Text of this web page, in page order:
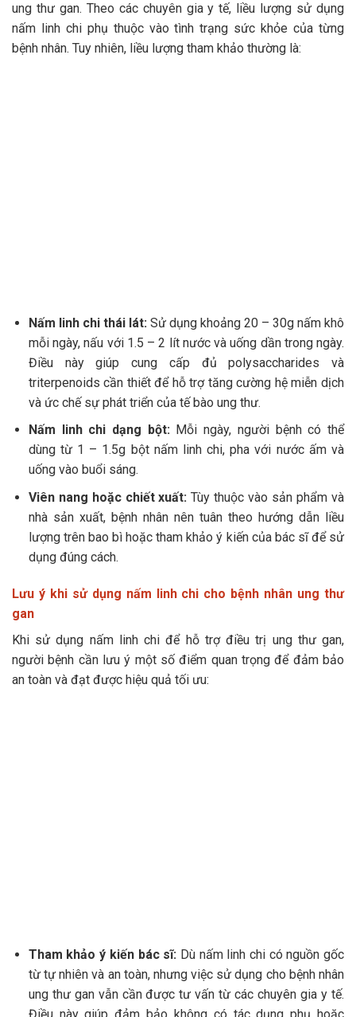
ung thư gan. Theo các chuyên gia y tế, liều lượng sử dụng
nấm linh chi phụ thuộc vào tình trạng sức khỏe của từng
bệnh nhân. Tuy nhiên, liều lượng tham khảo thường là:
Nấm linh chi thái lát: Sử dụng khoảng 20 – 30g nấm khô
mỗi ngày, nấu với 1.5 – 2 lít nước và uống dần trong ngày.
Điều này giúp cung cấp đủ polysaccharides và
triterpenoids cần thiết để hỗ trợ tăng cường hệ miễn dịch
và ức chế sự phát triển của tế bào ung thư.
Nấm linh chi dạng bột:Mỗi ngày, người bệnh có thể
dùng từ 1 – 1.5g bột nấm linh chi, pha với nước ấm và
uống vào buổi sáng.
Viên nang hoặc chiết xuất:Tùy thuộc vào sản phẩm và
nhà sản xuất, bệnh nhân nên tuân theo hướng dẫn liều
lượng trên bao bì hoặc tham khảo ý kiến của bác sĩ để sử
dụng đúng cách.
Lưu ý khi sử dụng nấm linh chi cho bệnh nhân ung thư
gan
Khi sử dụng nấm linh chi để hỗ trợ điều trị ung thư gan,
người bệnh cần lưu ý một số điểm quan trọng để đảm bảo
an toàn và đạt được hiệu quả tối ưu:
Tham khảo ý kiến bác sĩ: Dù nấm linh chi có nguồn gốc
từ tự nhiên và an toàn, nhưng việc sử dụng cho bệnh nhân
ung thư gan vẫn cần được tư vấn từ các chuyên gia y tế.